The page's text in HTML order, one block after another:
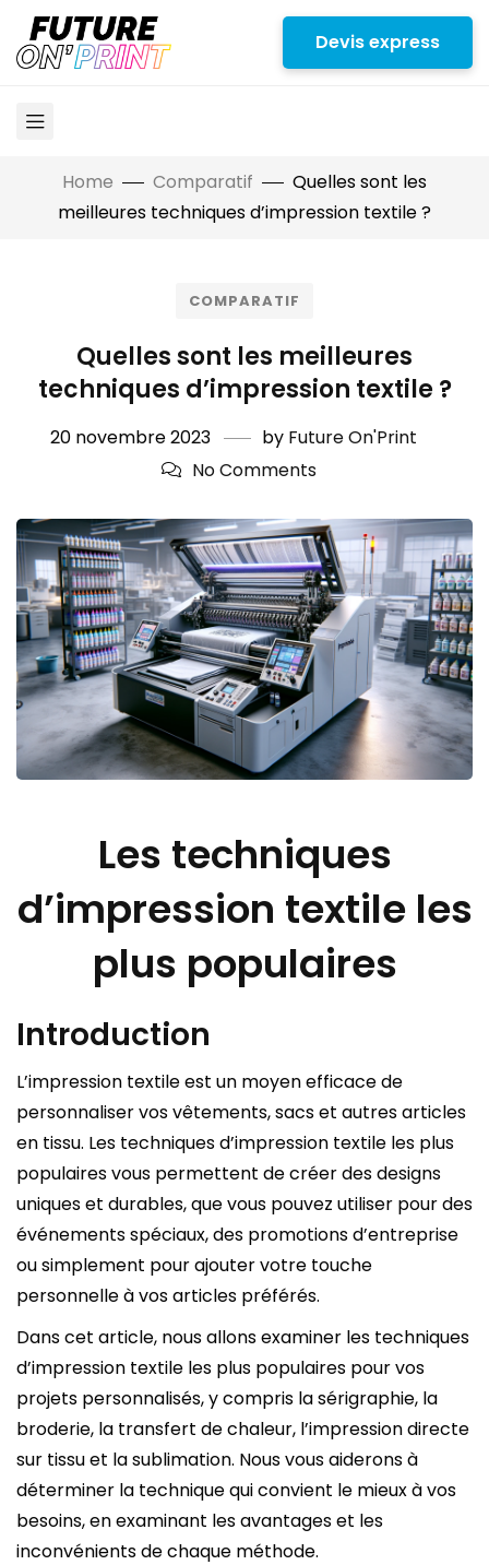
Devis express
Home Comparatif
Quelles sont les
meilleures techniques d’impression textile ?
COMPARATIF
Quelles sont les meilleures
techniques d’impression textile ?
20 novembre 2023 by Future On'Print
No Comments
Les techniques
d’impression textile les
plus populaires
Introduction
L’impression textile est un moyen efficace de
personnaliser vos vêtements, sacs et autres articles
en tissu. Les techniques d’impression textile les plus
populaires vous permettent de créer des designs
uniques et durables, que vous pouvez utiliser pour des
événements spéciaux, des promotions d’entreprise
ou simplement pour ajouter votre touche
personnelle à vos articles préférés.
Dans cet article, nous allons examiner les techniques
d’impression textile les plus populaires pour vos
projets personnalisés, y compris la sérigraphie, la
broderie, la transfert de chaleur, l’impression directe
sur tissu et la sublimation. Nous vous aiderons à
déterminer la technique qui convient le mieux à vos
besoins, en examinant les avantages et les
inconvénients de chaque méthode.